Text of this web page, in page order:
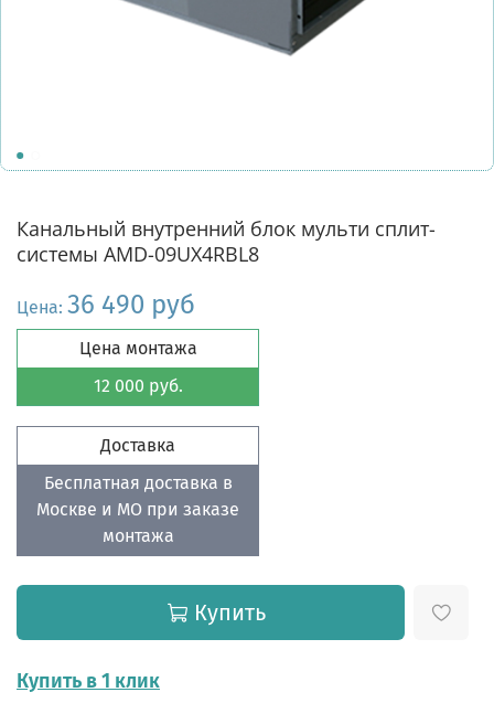
Канальный внутренний блок мульти сплит-
системы AMD-09UX4RBL8
Цена: 36 490 руб
Цена монтажа
12 000 руб.
Доставка
Бесплатная доставка в
Москве и МО при заказе
монтажа
Купить
Купить в 1 клик